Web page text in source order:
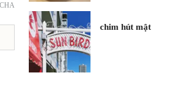
chim hút mật